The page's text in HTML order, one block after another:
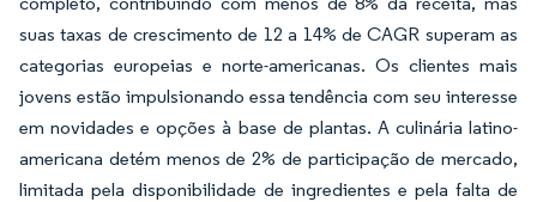
suas taxas de crescimento de 12 a 14% de CAGR superam as
categorias europeias e norte-americanas. Os clientes mais
jovens estão impulsionando essa tendência com seu interesse
em novidades e opções à base de plantas. A culinária latino-
americana detém menos de 2% de participação de mercado,
limitada pela disponibilidade de ingredientes e pela falta de